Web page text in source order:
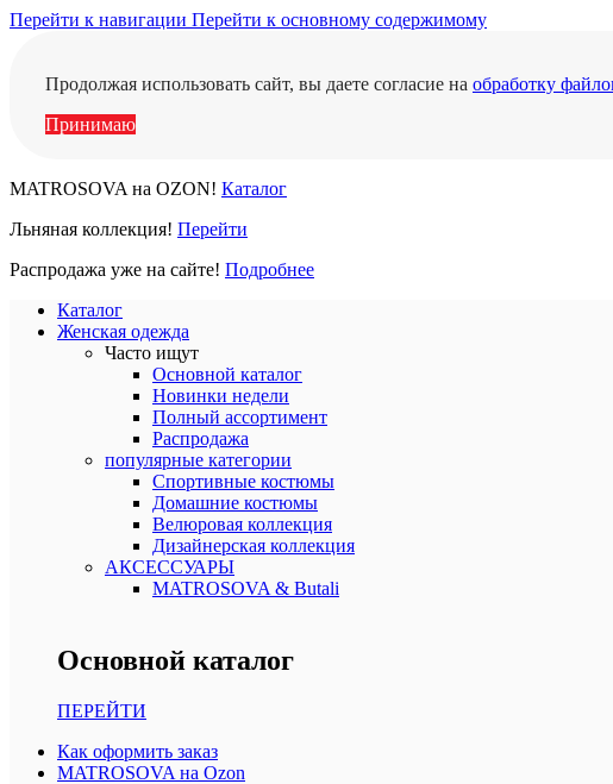
Перейти к навигации Перейти к основному содержимому
Продолжая использовать сайт, вы даете согласие на обработку
Принимаю
MATROSOVA на OZON! Каталог
Льняная коллекция! Перейти
Распродажа уже на сайте! Подробнее
Каталог
Женская одежда
Часто ищут
Основной каталог
Новинки недели
Полный ассортимент
Распродажа
популярные категории
Спортивные костюмы
Домашние костюмы
Велюровая коллекция
Дизайнерская коллекция
АКСЕССУАРЫ
MATROSOVA & Butali
Основной каталог
ПЕРЕЙТИ
Как оформить заказ
MATROSOVA на Ozon